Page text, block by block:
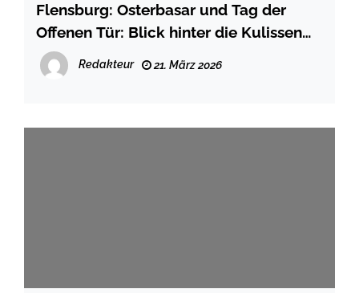
Flensburg: Osterbasar und Tag der
Offenen Tür: Blick hinter die Kulissen
beim JAW Jugendaufbauwerk am 25.
März
Redakteur 21. März 2026